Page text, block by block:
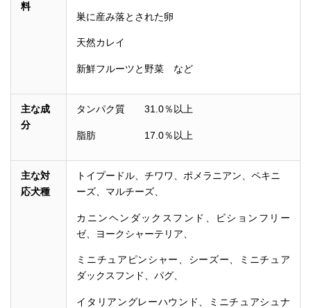
料
巣に産み落とされた卵
天然カレイ
新鮮フルーツと野菜 など
主な成
分
タンパク質 31.0％以上
脂肪 17.0％以上
主な対
応犬種
トイプードル、チワワ、ポメラニアン、ペキニ
ーズ、マルチーズ、
カニンヘンダックスフンド、ビションフリー
ゼ、ヨークシャーテリア、
ミニチュアピンシャー、シーズー、ミニチュア
ダックスフンド、パグ、
イタリアングレーハウンド、ミニチュアシュナ